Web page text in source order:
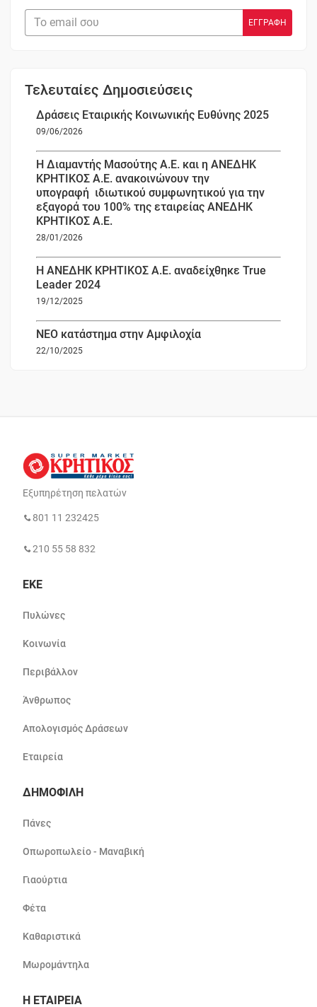
Τελευταίες Δημοσιεύσεις
Δράσεις Εταιρικής Κοινωνικής Ευθύνης 2025
09/06/2026
Η Διαμαντής Μασούτης Α.Ε. και η ΑΝΕΔΗΚ
ΚΡΗΤΙΚΟΣ Α.Ε. ανακοινώνουν την
υπογραφή ιδιωτικού συμφωνητικού για την
εξαγορά του 100% της εταιρείας ΑΝΕΔΗΚ
ΚΡΗΤΙΚΟΣ Α.Ε.
28/01/2026
Η ΑΝΕΔΗΚ ΚΡΗΤΙΚΟΣ Α.Ε. αναδείχθηκε True
Leader 2024
19/12/2025
ΝΕΟ κατάστημα στην Αμφιλοχία
22/10/2025
Εξυπηρέτηση πελατών
801 11 232425
210 55 58 832
ΕΚΕ
Πυλώνες
Κοινωνία
Περιβάλλον
Άνθρωπος
Απολογισμός Δράσεων
Εταιρεία
ΔΗΜΟΦΙΛΗ
Πάνες
Οπωροπωλείο - Μαναβική
Γιαούρτια
Φέτα
Καθαριστικά
Μωρομάντηλα
Η ΕΤΑΙΡΕΙΑ